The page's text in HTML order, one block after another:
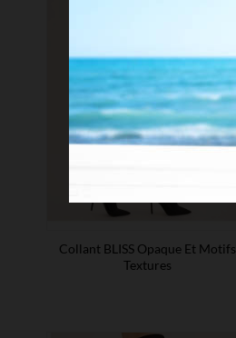
Collant BLISS Opaque Et Motifs
Textures